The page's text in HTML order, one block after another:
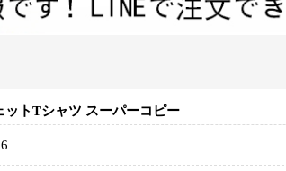
トTシャツ スーパーコピー